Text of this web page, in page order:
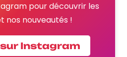
pour découvrir les
nos nouveautés !
sur Instagram